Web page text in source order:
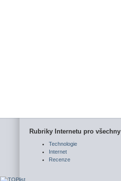
Rubriky Internetu pro všechny
Technologie
Internet
Recenze